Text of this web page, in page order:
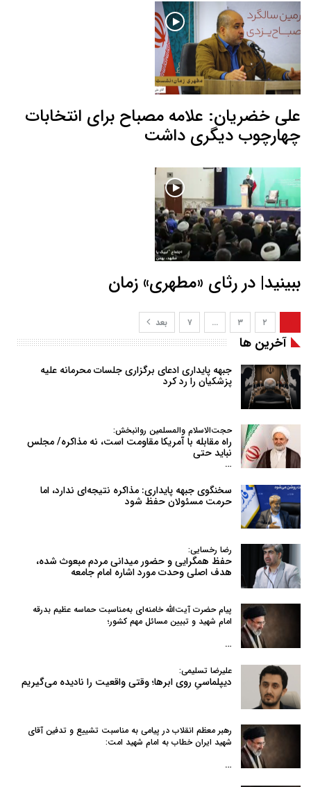
علی خضریان: علامه مصباح برای انتخابات
چهارچوب دیگری داشت
ببینید| در رثای «مطهری» زمان
۲ ۳ … ۷ بعد
آخرین ها
جبهه پایداری ادعای برگزاری جلسات محرمانه علیه
پزشکیان را رد کرد
حجت‌الاسلام والمسلمین روانبخش:
راه مقابله با آمریکا مقاومت است، نه مذاکره/ مجلس
نباید حتی
…
سخنگوی جبهه پایداری: مذاکره نتیجه‌ای ندارد، اما
حرمت مسئولان حفظ شود
رضا رخسایی:
حفظ همگرایی و حضور میدانی مردم مبعوث شده،
هدف اصلی وحدت مورد اشاره امام جامعه
پیام حضرت آیت‌الله خامنه‌ای به‌مناسبت حماسه عظیم بدرقه
امام شهید و تبیین مسائل مهم کشور؛
…
علیرضا تسلیمی:
دیپلماسیِ روی ابرها؛ وقتی واقعیت را نادیده می‌گیریم
رهبر معظم انقلاب در پیامی به‌ مناسبت تشییع و تدفین آقای
شهید ایران خطاب به امام شهید امت:
…